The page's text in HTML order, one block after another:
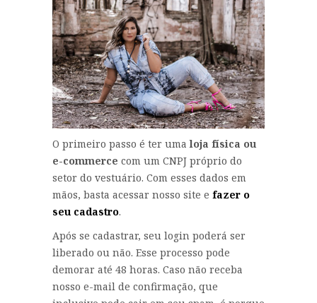
O primeiro passo é ter umaloja física ou
e-commerce com um CNPJ próprio do
setor do vestuário. Com esses dados em
mãos, basta acessar nosso site e fazer o
seu cadastro.
Após se cadastrar, seu login poderá ser
liberado ou não. Esse processo pode
demorar até 48 horas. Caso não receba
nosso e-mail de confirmação, que